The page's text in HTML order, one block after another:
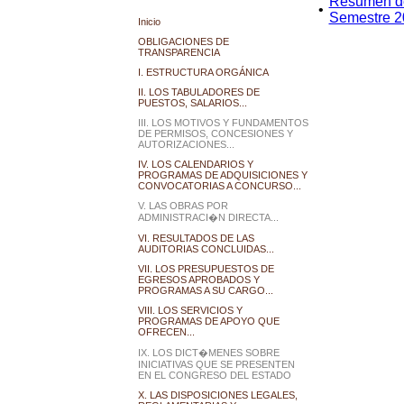
Inicio
OBLIGACIONES DE
TRANSPARENCIA
I. ESTRUCTURA ORGÁNICA
II. LOS TABULADORES DE
PUESTOS, SALARIOS...
III. LOS MOTIVOS Y FUNDAMENTOS
DE PERMISOS, CONCESIONES Y
AUTORIZACIONES...
IV. LOS CALENDARIOS Y
PROGRAMAS DE ADQUISICIONES Y
CONVOCATORIAS A CONCURSO...
V. LAS OBRAS POR
ADMINISTRACI�N DIRECTA...
VI. RESULTADOS DE LAS
AUDITORIAS CONCLUIDAS...
VII. LOS PRESUPUESTOS DE
EGRESOS APROBADOS Y
PROGRAMAS A SU CARGO...
VIII. LOS SERVICIOS Y
PROGRAMAS DE APOYO QUE
OFRECEN...
IX. LOS DICT�MENES SOBRE
INICIATIVAS QUE SE PRESENTEN
EN EL CONGRESO DEL ESTADO
X. LAS DISPOSICIONES LEGALES,
•
Semestre